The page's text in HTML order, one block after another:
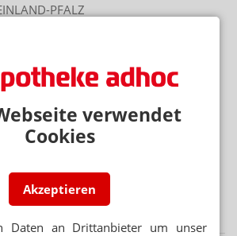
verwendet
Cookies
Akzeptieren
Daten an Drittanbieter um unser
PFALZ
Mannitol statt Dextrin
NICHT
Gelbe oder weiße Vaseline?